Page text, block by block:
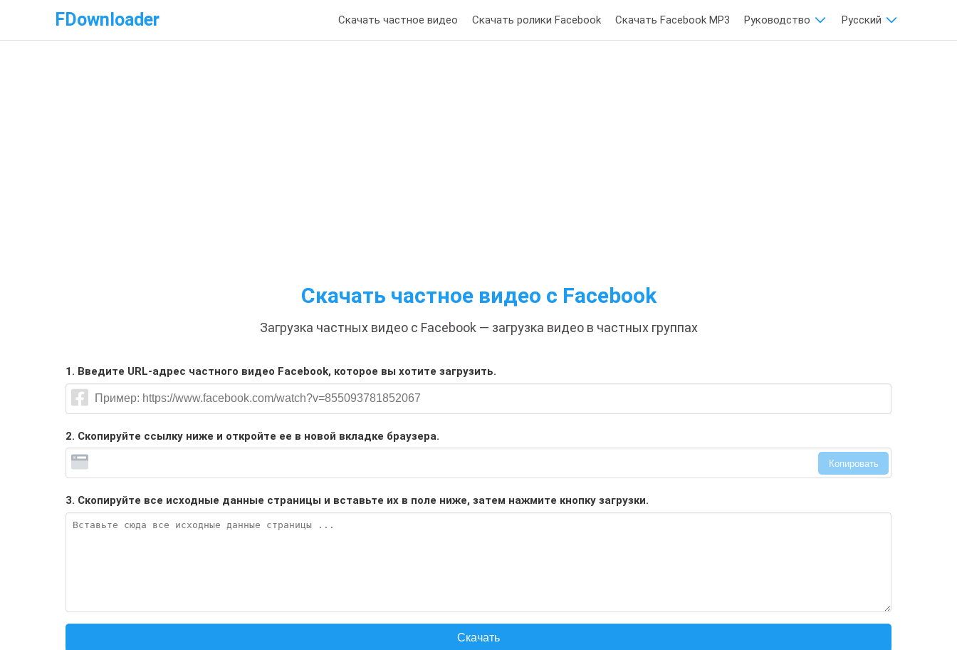
FDownloader Скачать частное видео Скачать ролики Facebook Скачать Facebook MP3 Руководство Русский
Скачать частное видео с Facebook
Загрузка частных видео с Facebook — загрузка видео в частных группах
1. Введите URL-адрес частного видео Facebook, которое вы хотите загрузить.
2. Скопируйте ссылку ниже и откройте ее в новой вкладке браузера.
Копировать
3. Скопируйте все исходные данные страницы и вставьте их в поле ниже, затем нажмите кнопку загрузки.
Скачать